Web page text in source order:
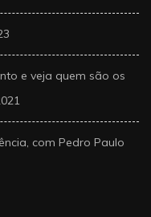
e veja quem são os
com Pedro Paulo